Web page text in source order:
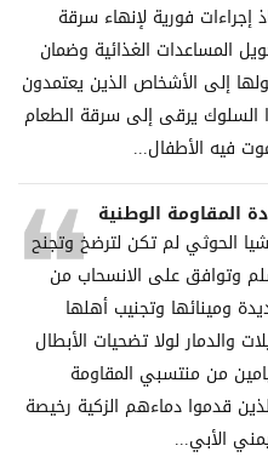
إجراءات فورية لإنهاء سرقة
المساعدات الغذائية وضمان
إلى الأشخاص الذين يعتمدون
السلوك يرقى إلى سرقة الطعام
فيه الأطفال...
المقاومة الوطنية
الحوثي لم تكن لترضخ وتجنح
وتوافق على الانسحاب من
ومينائها وتجنيب أهلها
والدمار لولا تضحيات الأبطال
من منتسبي المقاومة
قدموا دماءهم الزكية رخيصة
الأبي...